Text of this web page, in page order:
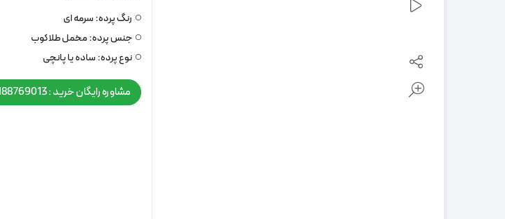
رنگ پرده: سرمه ای
جنس پرده: مخمل طلاکوب
نوع پرده: ساده یا پانچی
مشاوره رایگان خرید : 02188769013